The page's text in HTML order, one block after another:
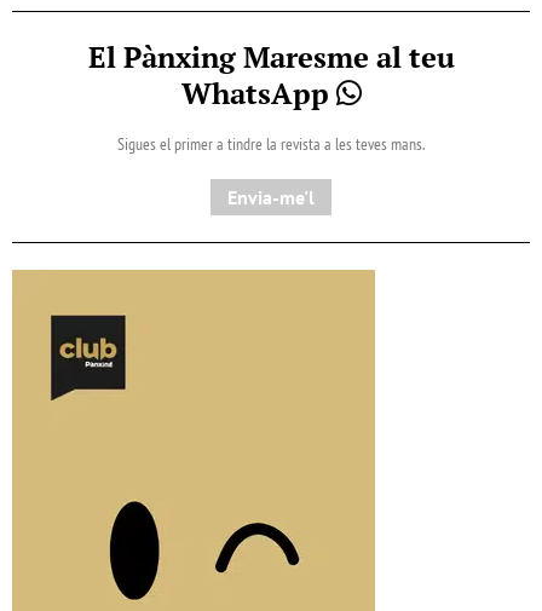
El Pànxing Maresme al teu
WhatsApp
Sigues el primer a tindre la revista a les teves mans.
Envia-me'l